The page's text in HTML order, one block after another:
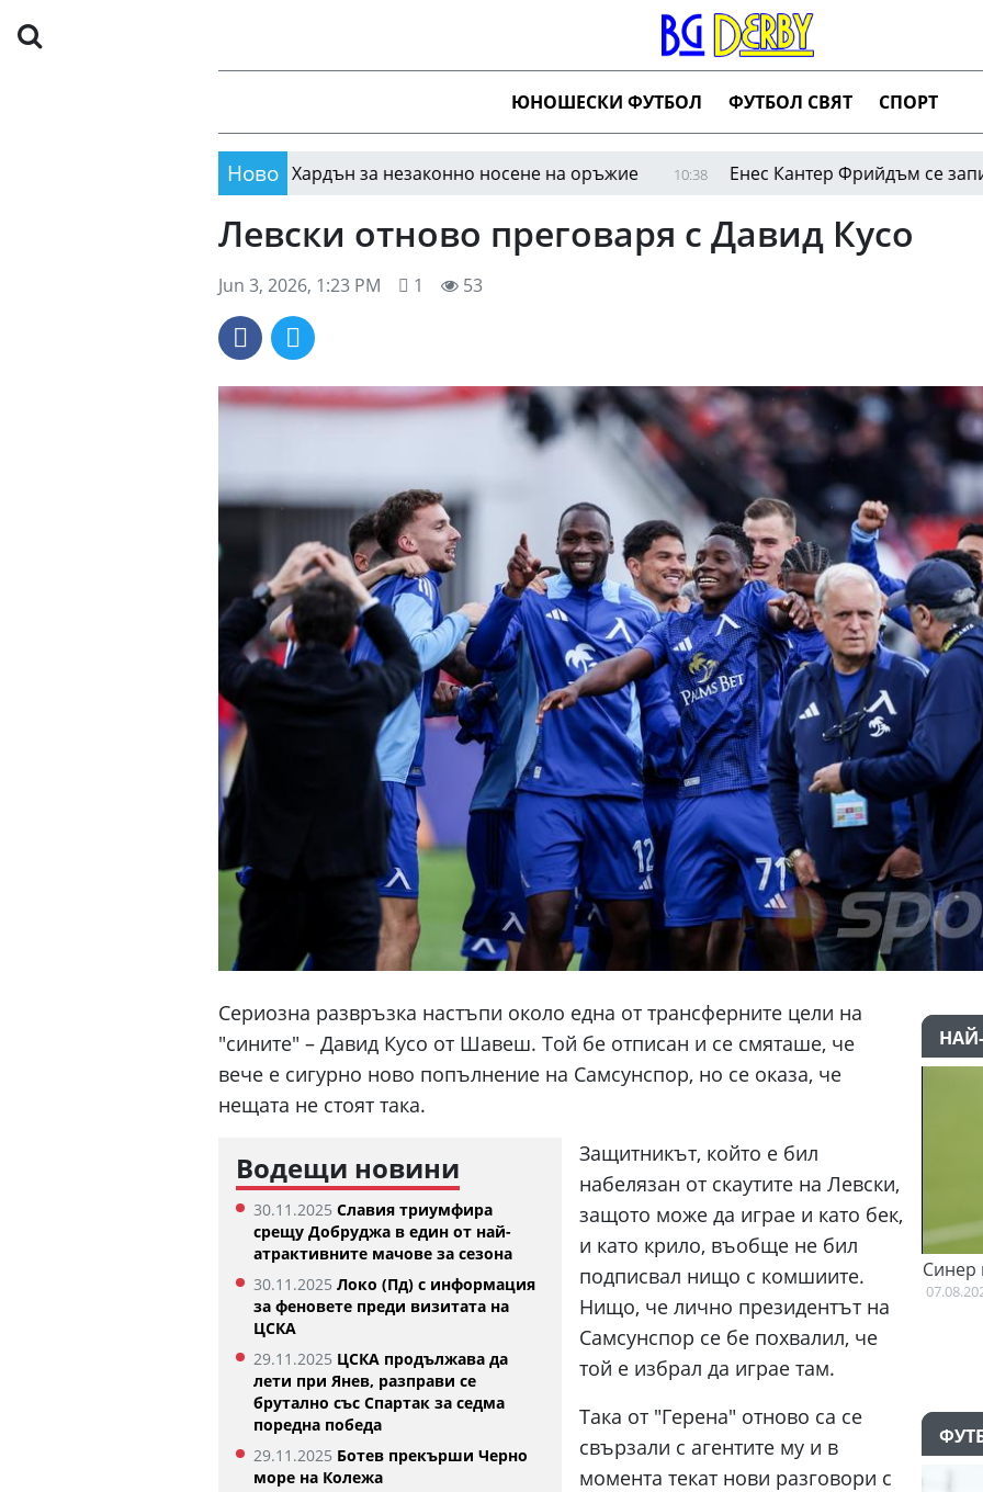
ЮНОШЕСКИ ФУТБОЛ ФУТБОЛ СВЯТ СПОРТ
Ново
срещу Джеймс Хардън за незаконно носене на оръжие 10:38 Енес Кантер Фрийдъм се записа в
Левски отново преговаря с Давид Кусо
Jun 3, 2026, 1:23 PM 1 53
Сериозна развръзка настъпи около една от трансферните цели на
"сините" – Давид Кусо от Шавеш. Той бе отписан и се смяташе, че
вече е сигурно ново попълнение на Самсунспор, но се оказа, че
нещата не стоят така.
Водещи новини
30.11.2025 Славия триумфира
срещу Добруджа в един от най-
атрактивните мачове за сезона
30.11.2025 Локо (Пд) с информация
за феновете преди визитата на
ЦСКА
29.11.2025 ЦСКА продължава да
лети при Янев, разправи се
брутално със Спартак за седма
поредна победа
29.11.2025 Ботев прекърши Черно
море на Колежа
Защитникът, който е бил
набелязан от скаутите на Левски,
защото може да играе и като бек,
и като крило, въобще не бил
подписвал нищо с комшиите.
Нищо, че лично президентът на
Самсунспор се бе похвалил, че
той е избрал да играе там.
Така от "Герена" отново са се
свързали с агентите му и в
момента текат нови разговори с
Къри няма намерение да напуска
Голдън Стейт Уориърс
07.08.2026
Синер вече тренира